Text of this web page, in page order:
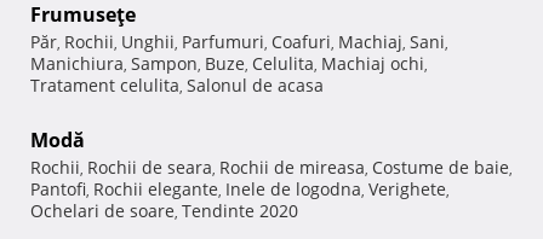
Frumuseţe
Păr, Rochii, Unghii, Parfumuri, Coafuri, Machiaj, Sani,
Manichiura, Sampon, Buze, Celulita, Machiaj ochi,
Tratament celulita, Salonul de acasa
Modă
Rochii, Rochii de seara, Rochii de mireasa, Costume de baie,
Pantofi, Rochii elegante, Inele de logodna, Verighete,
Ochelari de soare, Tendinte 2020